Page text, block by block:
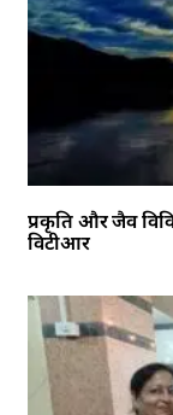
प्रकृति और जैव
विटीआर